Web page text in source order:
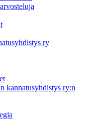
ry
kannatusyhdistys ry:n